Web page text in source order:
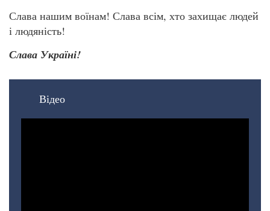
Слава нашим воїнам! Слава всім, хто захищає людей
і людяність!
Слава Україні!
Відео